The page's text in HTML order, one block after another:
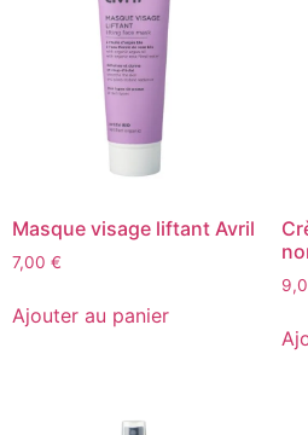
Masque visage liftant Avril
7,00 €
Ajouter au panier